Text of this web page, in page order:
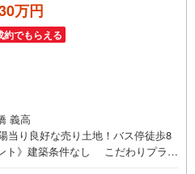
万円
約でもらえる
義高
り良好な売り土地！バス停徒歩8
》建築条件なし こだわりプラン